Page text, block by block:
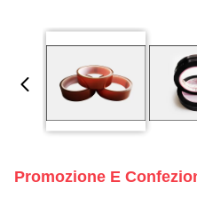
Promozione E